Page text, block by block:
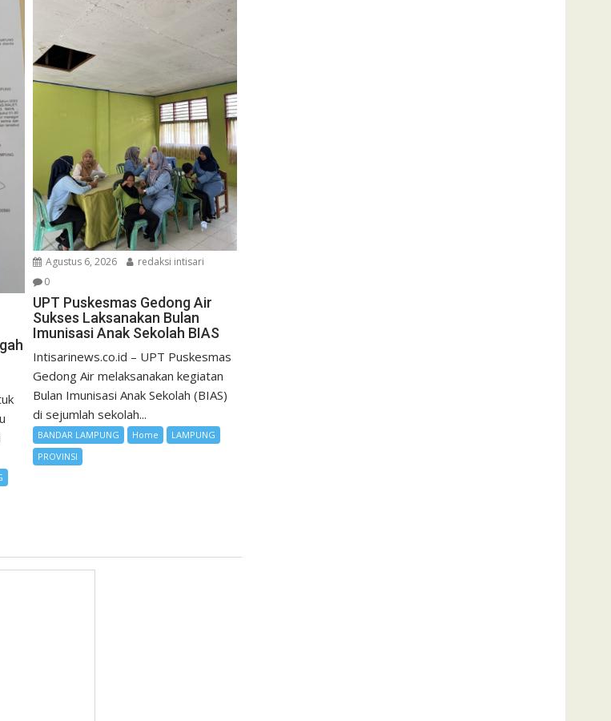
Agustus 6, 2026
redaksi intisari
0
UPT Puskesmas Gedong Air
Sukses Laksanakan Bulan
Imunisasi Anak Sekolah BIAS
Intisarinews.co.id – UPT Puskesmas
Gedong Air melaksanakan kegiatan
Bulan Imunisasi Anak Sekolah (BIAS)
di sejumlah sekolah...
BANDAR LAMPUNG Home
LAMPUNG
PROVINSI